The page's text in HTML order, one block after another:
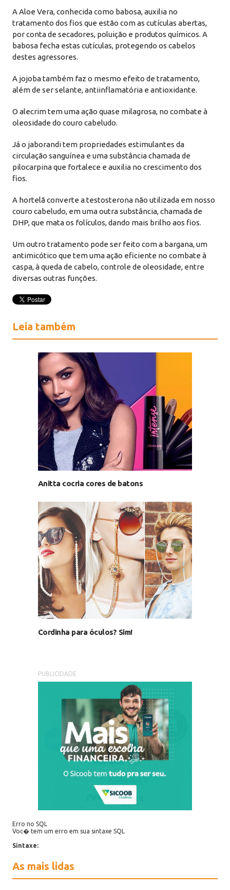
A Aloe Vera, conhecida como babosa, auxilia no
tratamento dos fios que estão com as cutículas abertas,
por conta de secadores, poluição e produtos químicos. A
babosa fecha estas cutículas, protegendo os cabelos
destes agressores.
A jojoba também faz o mesmo efeito de tratamento,
além de ser selante, antiinflamatória e antioxidante.
O alecrim tem uma ação quase milagrosa, no combate à
oleosidade do couro cabeludo.
Já o jaborandi tem propriedades estimulantes da
circulação sanguínea e uma substância chamada de
pilocarpina que fortalece e auxilia no crescimento dos
fios.
A hortelã converte a testosterona não utilizada em nosso
couro cabeludo, em uma outra substância, chamada de
DHP, que mata os folículos, dando mais brilho aos fios.
Um outro tratamento pode ser feito com a bargana, um
antimicótico que tem uma ação eficiente no combate à
caspa, à queda de cabelo, controle de oleosidade, entre
diversas outras funções.
Leia também
Anitta cocria cores de batons
Cordinha para óculos? Sim!
PUBLICIDADE
Erro no SQL
Voc� tem um erro em sua sintaxe SQL
Sintaxe:
As mais lidas